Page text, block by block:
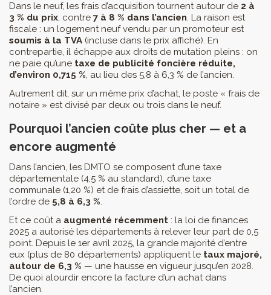
Dans le neuf, les frais d’acquisition tournent autour de 2 à
3 % du prix, contre 7 à 8 % dans l’ancien. La raison est
fiscale : un logement neuf vendu par un promoteur est
soumis à la TVA (incluse dans le prix affiché). En
contrepartie, il échappe aux droits de mutation pleins : on
ne paie qu’une taxe de publicité foncière réduite,
d’environ 0,715 %, au lieu des 5,8 à 6,3 % de l’ancien.
Autrement dit, sur un même prix d’achat, le poste « frais de
notaire » est divisé par deux ou trois dans le neuf.
Pourquoi l’ancien coûte plus cher — et a
encore augmenté
Dans l’ancien, les DMTO se composent d’une taxe
départementale (4,5 % au standard), d’une taxe
communale (1,20 %) et de frais d’assiette, soit un total de
l’ordre de 5,8 à 6,3 %.
Et ce coût a augmenté récemment : la loi de finances
2025 a autorisé les départements à relever leur part de 0,5
point. Depuis le 1er avril 2025, la grande majorité d’entre
eux (plus de 80 départements) appliquent le taux majoré,
autour de 6,3 % — une hausse en vigueur jusqu’en 2028.
De quoi alourdir encore la facture d’un achat dans
l’ancien.